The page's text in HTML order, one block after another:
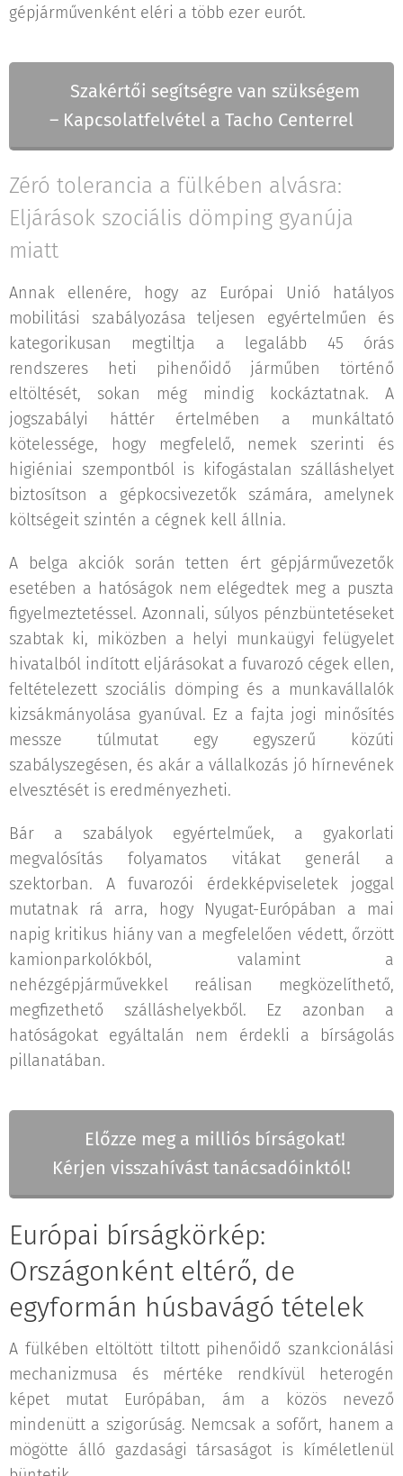
gépjárművenként eléri a több ezer eurót.
📌 Szakértői segítségre van szükségem
– Kapcsolatfelvétel a Tacho Centerrel
Zéró tolerancia a fülkében alvásra:
Eljárások szociális dömping gyanúja
miatt
Annak ellenére, hogy az Európai Unió hatályos
mobilitási szabályozása teljesen egyértelműen és
kategorikusan megtiltja a legalább 45 órás
rendszeres heti pihenőidő járműben történő
eltöltését, sokan még mindig kockáztatnak. A
jogszabályi háttér értelmében a munkáltató
kötelessége, hogy megfelelő, nemek szerinti és
higiéniai szempontból is kifogástalan szálláshelyet
biztosítson a gépkocsivezetők számára, amelynek
költségeit szintén a cégnek kell állnia.
A belga akciók során tetten ért gépjárművezetők
esetében a hatóságok nem elégedtek meg a puszta
figyelmeztetéssel. Azonnali, súlyos pénzbüntetéseket
szabtak ki, miközben a helyi munkaügyi felügyelet
hivatalból indított eljárásokat a fuvarozó cégek ellen,
feltételezett szociális dömping és a munkavállalók
kizsákmányolása gyanúval. Ez a fajta jogi minősítés
messze túlmutat egy egyszerű közúti
szabályszegésen, és akár a vállalkozás jó hírnevének
elvesztését is eredményezheti.
Bár a szabályok egyértelműek, a gyakorlati
megvalósítás folyamatos vitákat generál a
szektorban. A fuvarozói érdekképviseletek joggal
mutatnak rá arra, hogy Nyugat-Európában a mai
napig kritikus hiány van a megfelelően védett, őrzött
kamionparkolókból, valamint a
nehézgépjárművekkel reálisan megközelíthető,
megfizethető szálláshelyekből. Ez azonban a
hatóságokat egyáltalán nem érdekli a bírságolás
pillanatában.
📞 Előzze meg a milliós bírságokat!
Kérjen visszahívást tanácsadóinktól!
Európai bírságkörkép:
Országonként eltérő, de
egyformán húsbavágó tételek
A fülkében eltöltött tiltott pihenőidő szankcionálási
mechanizmusa és mértéke rendkívül heterogén
képet mutat Európában, ám a közös nevező
mindenütt a szigorúság. Nemcsak a sofőrt, hanem a
mögötte álló gazdasági társaságot is kíméletlenül